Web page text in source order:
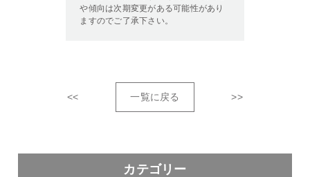
や傾向は次期変更がある可能性があり
ますのでご了承下さい。
<< 一覧に戻る >>
カテゴリー